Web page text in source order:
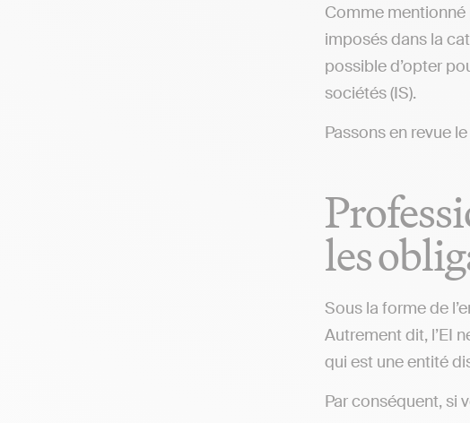
Comme mentionné
imposés dans la
possible d’opter
sociétés (IS).
Passons en revue
les
Sous la forme de
Autrement dit, l’EI
qui est une entité
Par conséquent, si